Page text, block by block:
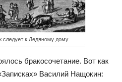
следует к Ледяному дому
бракосочетание. Вот как
Василий Нащокин: